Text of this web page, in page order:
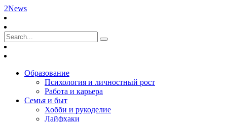
2News
Образование
Психология и личностный рост
Работа и карьера
Семья и быт
Хобби и рукоделие
Лайфхаки